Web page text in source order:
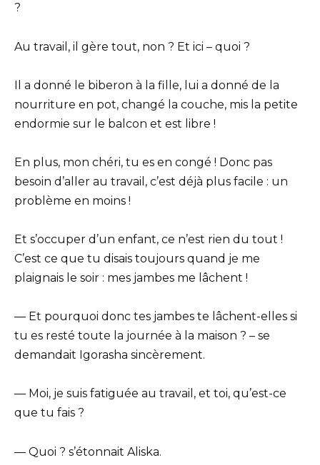
?
Au travail, il gère tout, non ? Et ici – quoi ?
Il a donné le biberon à la fille, lui a donné de la
nourriture en pot, changé la couche, mis la petite
endormie sur le balcon et est libre !
En plus, mon chéri, tu es en congé ! Donc pas
besoin d’aller au travail, c’est déjà plus facile : un
problème en moins !
Et s’occuper d’un enfant, ce n’est rien du tout !
C’est ce que tu disais toujours quand je me
plaignais le soir : mes jambes me lâchent !
— Et pourquoi donc tes jambes te lâchent-elles si
tu es resté toute la journée à la maison ? – se
demandait Igorasha sincèrement.
— Moi, je suis fatiguée au travail, et toi, qu’est-ce
que tu fais ?
— Quoi ? s’étonnait Aliska.